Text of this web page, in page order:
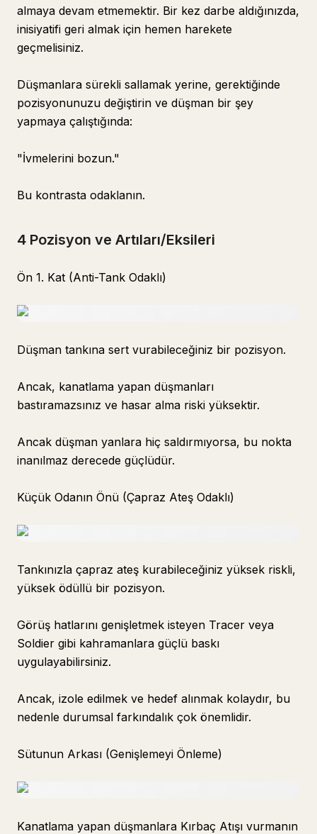
almaya devam etmemektir. Bir kez darbe aldığınızda,
inisiyatifi geri almak için hemen harekete
geçmelisiniz.
Düşmanlara sürekli sallamak yerine, gerektiğinde
pozisyonunuzu değiştirin ve düşman bir şey
yapmaya çalıştığında:
"İvmelerini bozun."
Bu kontrasta odaklanın.
4 Pozisyon ve Artıları/Eksileri
Ön 1. Kat (Anti-Tank Odaklı)
Düşman tankına sert vurabileceğiniz bir pozisyon.
Ancak, kanatlama yapan düşmanları
bastıramazsınız ve hasar alma riski yüksektir.
Ancak düşman yanlara hiç saldırmıyorsa, bu nokta
inanılmaz derecede güçlüdür.
Küçük Odanın Önü (Çapraz Ateş Odaklı)
Tankınızla çapraz ateş kurabileceğiniz yüksek riskli,
yüksek ödüllü bir pozisyon.
Görüş hatlarını genişletmek isteyen Tracer veya
Soldier gibi kahramanlara güçlü baskı
uygulayabilirsiniz.
Ancak, izole edilmek ve hedef alınmak kolaydır, bu
nedenle durumsal farkındalık çok önemlidir.
Sütunun Arkası (Genişlemeyi Önleme)
Kanatlama yapan düşmanlara Kırbaç Atışı vurmanın